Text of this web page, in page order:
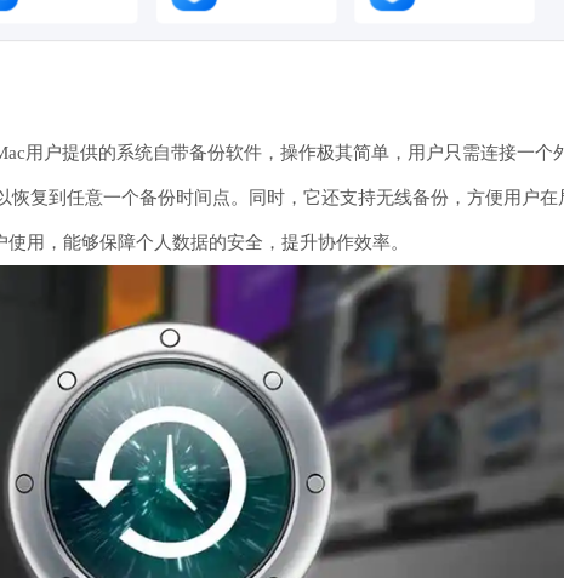
用户提供的系统自带备份软件，操作极其简单，用户只需连接一
恢复到任意一个备份时间点。同时，它还支持无线备份，方便用户在
用，能够保障个人数据的安全，提升协作效率。